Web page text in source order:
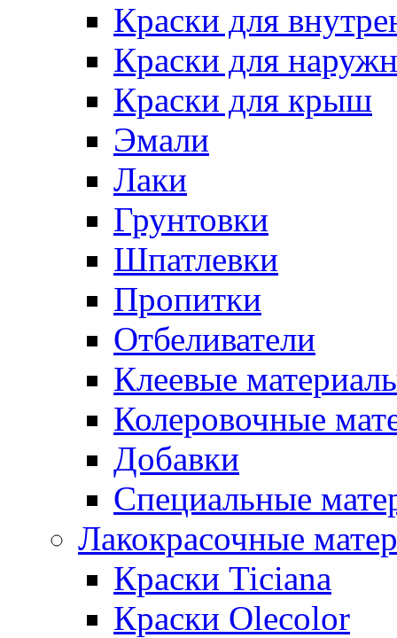
Краски для
Краски для
Краски для крыш
Эмали
Лаки
Грунтовки
Шпатлевки
Пропитки
Отбеливатели
Клеевые
Колеровочные
Добавки
Специальные
Лакокрасочные
Краски Ticiana
Краски Olecolor